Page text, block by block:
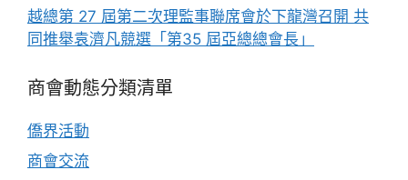
越總第 27 屆第二次理監事聯席會於下龍灣召開 共
同推舉袁濟凡競選「第35 屆亞總總會長」
商會動態分類清單
僑界活動
商會交流